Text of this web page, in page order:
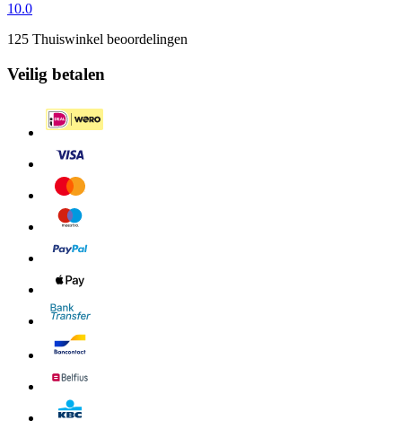
10.0
125 Thuiswinkel beoordelingen
Veilig betalen